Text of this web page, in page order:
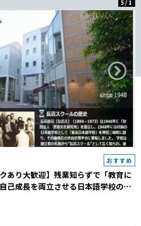
おすすめ
あり大歓迎】残業知らずで「教育に
己成長を両立させる日本語学校の説
5 /1